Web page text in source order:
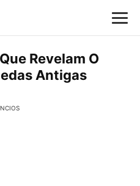
Revelam O
Antigas